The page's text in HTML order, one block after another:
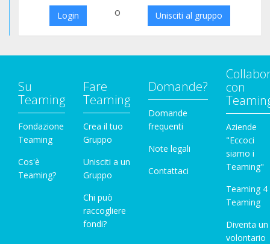
Login o Unisciti al gruppo
Su
Teaming
Fondazione
Teaming
Cos'è
Teaming?
Fare
Teaming
Crea il tuo
Gruppo
Unisciti a un
Gruppo
Chi può
raccogliere
fondi?
Domande?
Domande
frequenti
Note legali
Contattaci
con
Aziende
"Eccoci
siamo i
Teaming"
Teaming 4
Teaming
Diventa un
volontario